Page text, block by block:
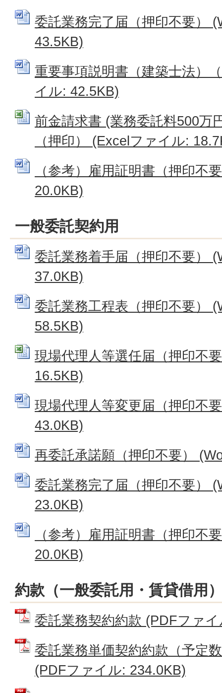
委託業務完了届（押印不要）
43.5KB)
重要事項説明書（建築士法）
イル: 42.5KB)
前金請求書 (業務委託料500万
（押印） (Excelファイル:
（参考）雇用証明書（押印不
20.0KB)
一般委託契約用
委託業務着手届（押印不要）
37.0KB)
委託業務工程表（押印不要）
58.5KB)
現場代理人等選任届（押印不
16.5KB)
現場代理人等変更届（押印不
43.0KB)
再委託承諾願（押印不要）
委託業務完了届（押印不要）
23.0KB)
（参考）雇用証明書（押印不
20.0KB)
約款（一般委託用・賃貸借用
委託業務契約約款 (PDFファ
委託業務単価契約約款（予定
(PDFファイル: 234.0KB)